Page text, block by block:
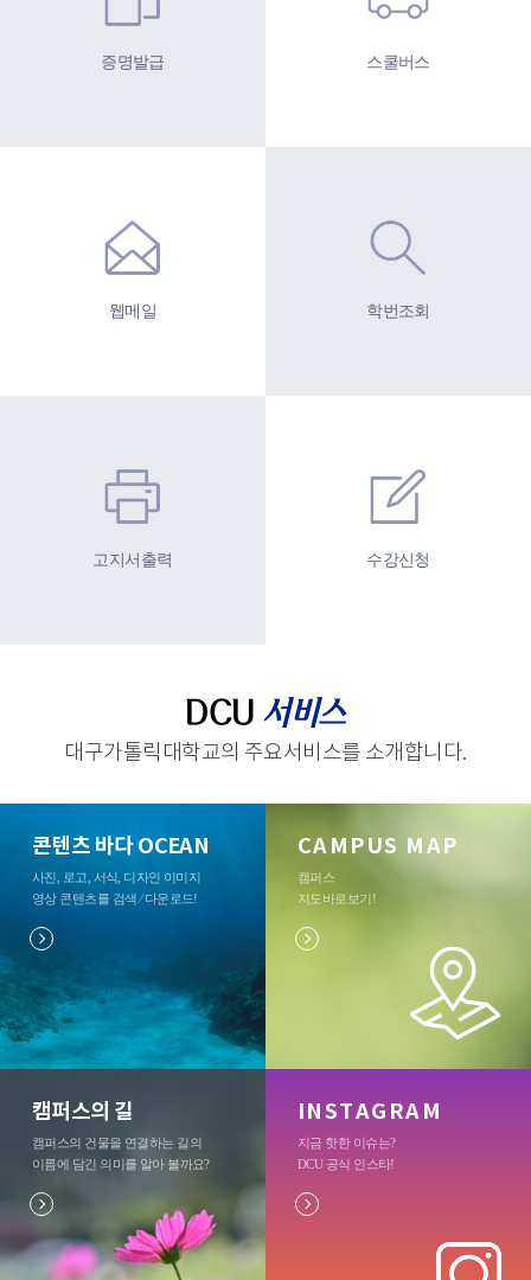
증명발급 스쿨버스
웹메일 학번조회
고지서출력 수강신청
DCU 서비스
대구가톨릭대학교의 주요서비스를 소개합니다.
콘텐츠 바다 OCEAN
사진, 로고, 서식, 디자인 이미지
영상 콘텐츠를 검색 ⁄ 다운로드!
캠퍼스의 길
캠퍼스의 건물을 연결하는 길의
이름에 담긴 의미를 알아 볼까요?
CAMPUS MAP
캠퍼스
지도바로보기!
INSTAGRAM
지금 핫한 이슈는?
DCU 공식 인스타!